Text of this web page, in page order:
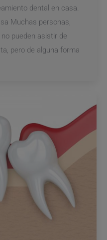
dental en casa.
Muchas personas,
pueden asistir de
pero de alguna forma